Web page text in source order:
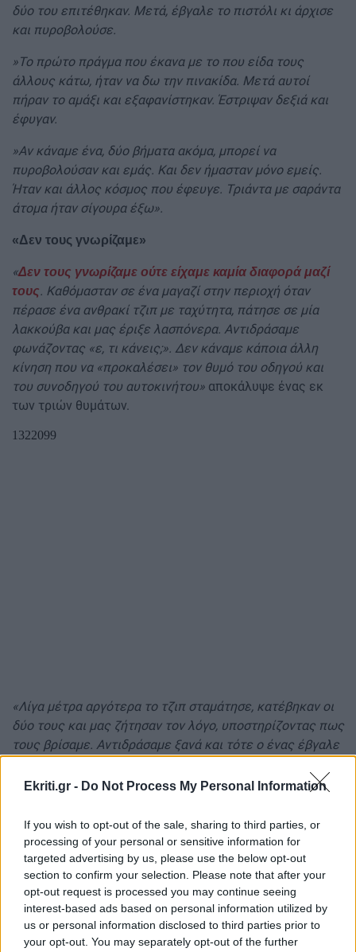
Ekriti.gr - Do Not Process My Personal Information
If you wish to opt-out of the sale, sharing to third parties, or
processing of your personal or sensitive information for
targeted advertising by us, please use the below opt-out
section to confirm your selection. Please note that after your
opt-out request is processed you may continue seeing
interest-based ads based on personal information utilized by
us or personal information disclosed to third parties prior to
your opt-out. You may separately opt-out of the further
δύο του επιτέθηκαν. Μετά, έβγαλε το πιστόλι κι άρχισε
και πυροβολούσε.
»Το πρώτο πράγμα που έκανα με το που είδα τους
άλλους κάτω, ήταν να δω την πινακίδα. Μετά αυτοί
πήραν το αμάξι και εξαφανίστηκαν. Έστριψαν δεξιά και
έφυγαν.
»Αν κάναμε ένα, δύο βήματα ακόμα, μπορεί να
πυροβολούσαν και εμάς. Και δεν ήμασταν μόνο εμείς.
Ήταν και άλλος κόσμος που έφευγε. Τριάντα με σαράντα
άτομα ήταν σίγουρα έξω».
«Δεν τους γνωρίζαμε»
«Δεν τους γνωρίζαμε ούτε είχαμε καμία διαφορά μαζί
τους. Καθόμασταν σε ένα μαγαζί στην περιοχή όταν
πέρασε ένα ανθρακί τζιπ με ταχύτητα, πάτησε σε μία
λακκούβα και μας έριξε λασπόνερα. Αντιδράσαμε
φωνάζοντας «ε, τι κάνεις;». Δεν κάναμε κάποια άλλη
κίνηση που να «προκαλέσει» τον θυμό του οδηγού και
του συνοδηγού του αυτοκινήτου» αποκάλυψε ένας εκ
των τριών θυμάτων.
«Λίγα μέτρα αργότερα το τζιπ σταμάτησε, κατέβηκαν οι
δύο τους και μας ζήτησαν τον λόγο, υποστηρίζοντας πως
τους βρίσαμε. Αντιδράσαμε ξανά και τότε ο ένας έβγαλε
ΔΙΑΒΑΣΤΕ ΕΠΙΣΗΣ
Πέθανε ο αστυνομικός που είχε τραυματιστεί μετά από
καταδίωξη
Κρήτη: Έχασε τις αισθήσεις του μέσα στο καφενείο και
πέθανε
Κρήτη: Βίαιη συμπλοκή μεταξύ πέντε νεαρών - Ένας
τράβηξε όπλο και πυροβόλησε